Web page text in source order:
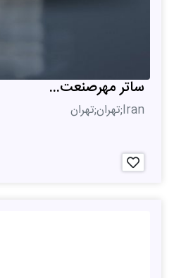
ساتر مهرصنعت...
Iran;تهران;تهران